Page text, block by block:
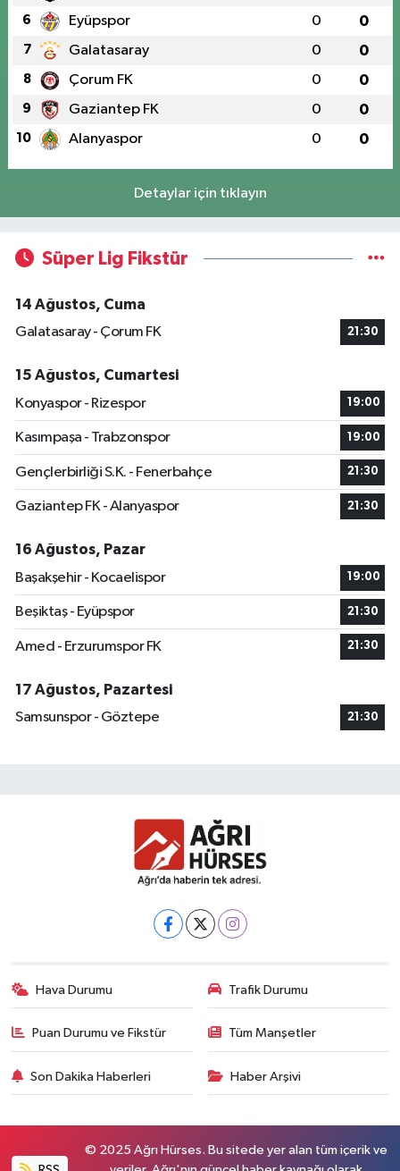
6 Eyüpspor 0 0
7 Galatasaray 0 0
8 Çorum FK 0 0
9 Gaziantep FK 0 0
10 Alanyaspor 0 0
Detaylar için tıklayın
Süper Lig Fikstür
14 Ağustos, Cuma
Galatasaray - Çorum FK
21:30
15 Ağustos, Cumartesi
Konyaspor - Rizespor
19:00
Kasımpaşa - Trabzonspor 19:00
Gençlerbirliği S.K. - Fenerbahçe 21:30
Gaziantep FK - Alanyaspor 21:30
16 Ağustos, Pazar
Başakşehir - Kocaelispor
19:00
Beşiktaş - Eyüpspor 21:30
Amed - Erzurumspor FK 21:30
17 Ağustos, Pazartesi
Samsunspor - Göztepe
21:30
Hava Durumu Trafik Durumu
Puan Durumu ve Fikstür Tüm Manşetler
Son Dakika Haberleri Haber Arşivi
© 2025 Ağrı Hürses. Bu sitede yer alan tüm içerik ve